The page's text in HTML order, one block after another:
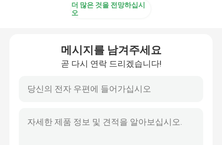
현명한 전동 치솔
더 많은 것을 전망하십시
오
메시지를 남겨주세요
곧 다시 연락 드리겠습니다!